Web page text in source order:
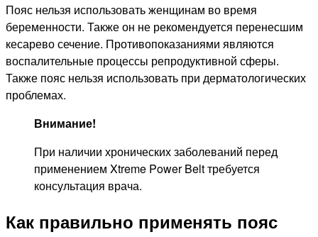
Пояс нельзя использовать женщинам во время
беременности. Также он не рекомендуется перенесшим
кесарево сечение. Противопоказаниями являются
воспалительные процессы репродуктивной сферы.
Также пояс нельзя использовать при дерматологических
проблемах.
Внимание!
При наличии хронических заболеваний перед
применением Xtreme Power Belt требуется
консультация врача.
Как правильно применять пояс